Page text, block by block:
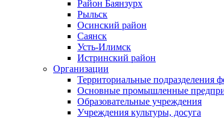
Район Баянзурх
Рыльск
Осинский район
Саянск
Усть-Илимск
Истринский район
Организации
Территориальные подразделения
Основные промышленные
Образовательные учреждения
Учреждения культуры, досуга